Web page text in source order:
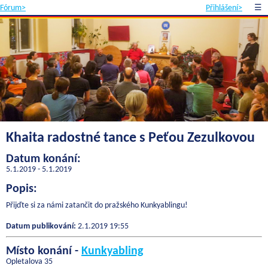
Fórum> Přihlášení> ☰
Khaita radostné tance s Peťou Zezulkovou
Datum konání:
5.1.2019 - 5.1.2019
Popis:
Přijďte si za námi zatančit do pražského Kunkyablingu!
Datum publikování: 2.1.2019 19:55
Místo konání - Kunkyabling
Opletalova 35